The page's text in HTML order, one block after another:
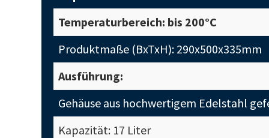
Temperaturbereich: bis 200°C
Produktmaße (BxTxH): 290x500x335mm
Ausführung:
Gehäuse aus hochwertigem Edelstahl
Kapazität: 17 Liter